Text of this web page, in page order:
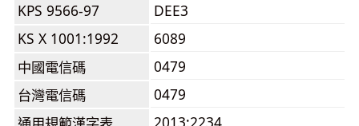
KPS 9566-97
DEE3
KS X 1001:1992
6089
中國電信碼
0479
台灣電信碼
0479
2013:2234